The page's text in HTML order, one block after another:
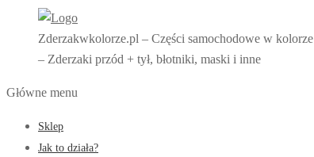
Zderzakwkolorze.pl – Części samochodowe w kolorze
– Zderzaki przód + tył, błotniki, maski i inne
Główne menu
Sklep
Jak to działa?